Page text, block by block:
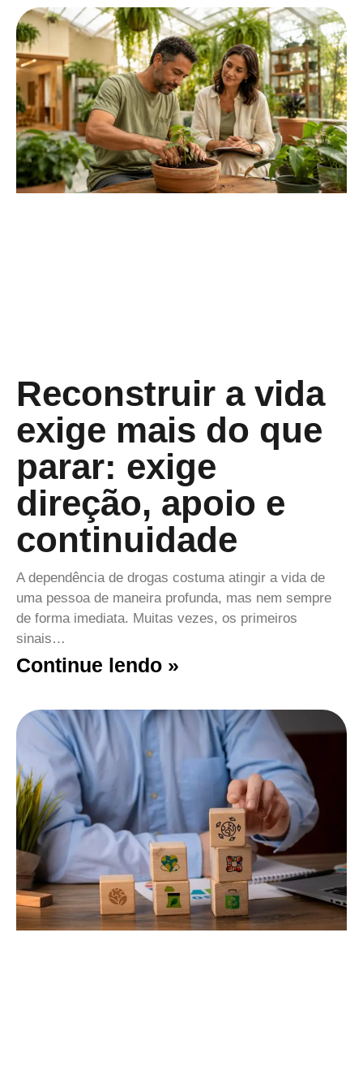
Reconstruir a vida
exige mais do que
parar: exige
direção, apoio e
continuidade
A dependência de drogas costuma atingir a vida de
uma pessoa de maneira profunda, mas nem sempre
de forma imediata. Muitas vezes, os primeiros
sinais…
Continue lendo »